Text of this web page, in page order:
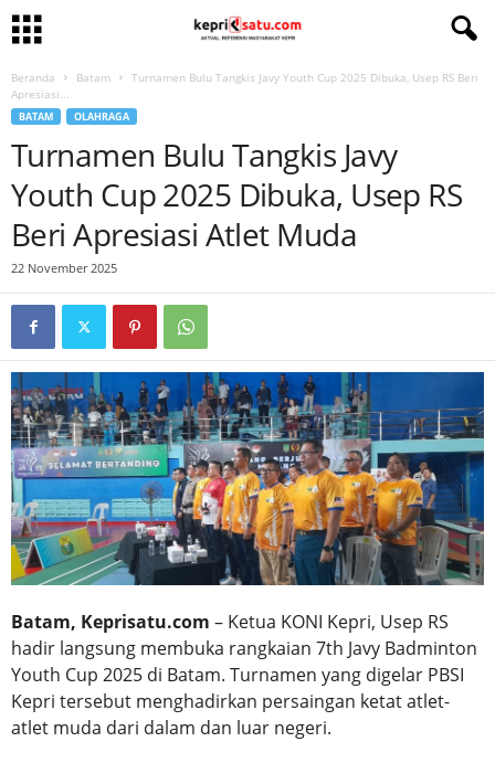
Beranda Batam
Turnamen Bulu Tangkis Javy Youth Cup 2025 Dibuka, Usep RS Beri
Apresiasi...
BATAM OLAHRAGA
Turnamen Bulu Tangkis Javy
Youth Cup 2025 Dibuka, Usep RS
Beri Apresiasi Atlet Muda
22 November 2025
Batam, Keprisatu.com – Ketua KONI Kepri, Usep RS
hadir langsung membuka rangkaian 7th Javy Badminton
Youth Cup 2025 di Batam. Turnamen yang digelar PBSI
Kepri tersebut menghadirkan persaingan ketat atlet-
atlet muda dari dalam dan luar negeri.